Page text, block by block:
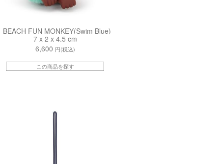
BEACH FUN MONKEY(Swim Blue)
7 x 2 x 4.5 cm
6,600 円(税込)
この商品を探す